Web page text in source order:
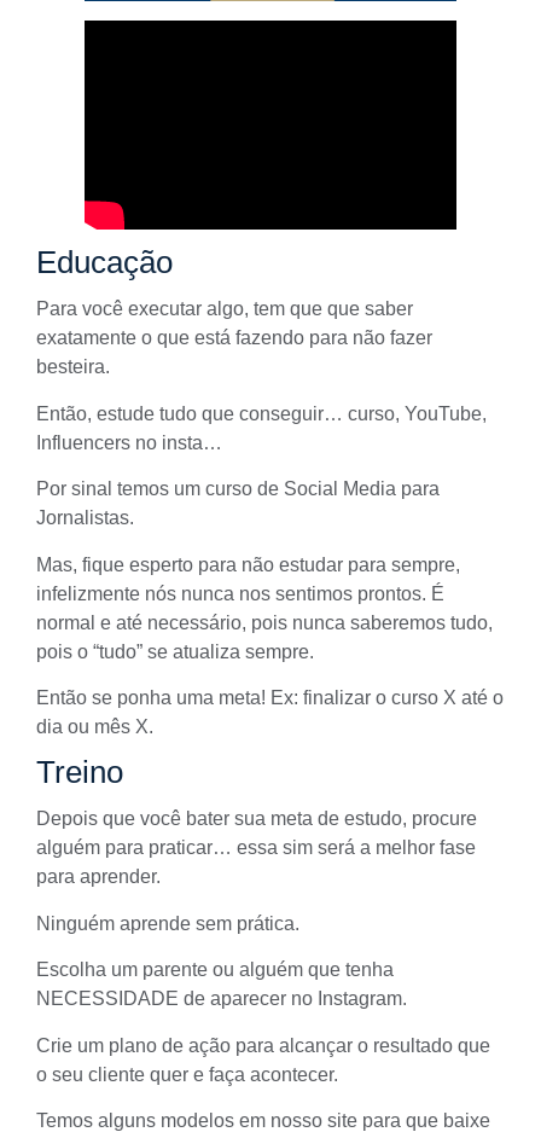
Educação
Para você executar algo, tem que que saber
exatamente o que está fazendo para não fazer
besteira.
Então, estude tudo que conseguir… curso, YouTube,
Influencers no insta…
Por sinal temos um curso de Social Media para
Jornalistas.
Mas, fique esperto para não estudar para sempre,
infelizmente nós nunca nos sentimos prontos. É
normal e até necessário, pois nunca saberemos tudo,
pois o “tudo” se atualiza sempre.
Então se ponha uma meta! Ex: finalizar o curso X até o
dia ou mês X.
Treino
Depois que você bater sua meta de estudo, procure
alguém para praticar… essa sim será a melhor fase
para aprender.
Ninguém aprende sem prática.
Escolha um parente ou alguém que tenha
NECESSIDADE de aparecer no Instagram.
Crie um plano de ação para alcançar o resultado que
o seu cliente quer e faça acontecer.
Temos alguns modelos em nosso site para que baixe